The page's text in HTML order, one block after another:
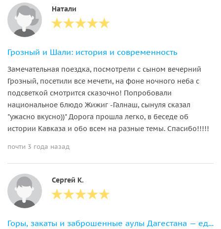
Натали
Грозный и Шали: история и современность
Замечательная поездка, посмотрели с сыном вечерний
Грозный, посетили все мечети, на фоне ночного неба с
подсветкой смотрится сказочно! Попробовали
национальное блюдо Жижиг -Галнаш, сынуля сказал
"ужасно вкусно))" Дорога прошла легко, в беседе об
истории Кавказа и обо всем на разные темы. Спасибо!!!!!
почти 3 года назад
Сергей К.
Горы, закаты и заброшенные аулы Дагестана — едем в горы на выходные